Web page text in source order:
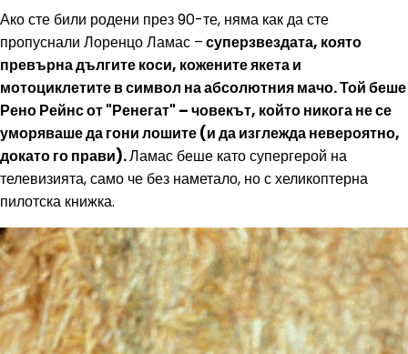
Ако сте били родени през 90-те, няма как да сте
пропуснали Лоренцо Ламас –суперзвездата, която
превърна дългите коси, кожените якета и
мотоциклетите в символ на абсолютния мачо. Той беше
Рено Рейнс от "Ренегат" – човекът, който никога не се
уморяваше да гони лошите (и да изглежда невероятно,
докато го прави).Ламас беше като супергерой на
телевизията, само че без наметало, но с хеликоптерна
пилотска книжка.